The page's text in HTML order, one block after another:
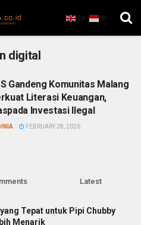
EN ID
digital
Gandeng Komunitas Malang
Literasi Keuangan,
Investasi Ilegal
FEBRUARY 28, 2026
Latest
Tepat untuk Pipi Chubby
Menarik